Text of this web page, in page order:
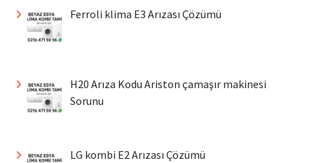
Ferroli klima E3 Arızası Çözümü
H20 Arıza Kodu Ariston çamaşır makinesi
Sorunu
LG kombi E2 Arızası Çözümü